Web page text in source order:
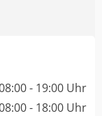
- 19:00 Uhr
- 18:00 Uhr